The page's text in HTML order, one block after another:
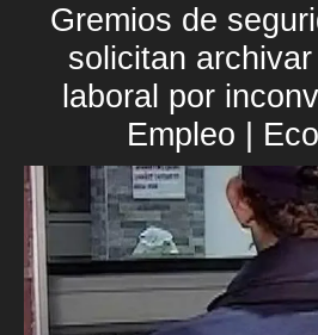
Gremios de
solicitan
laboral por
Empleo |